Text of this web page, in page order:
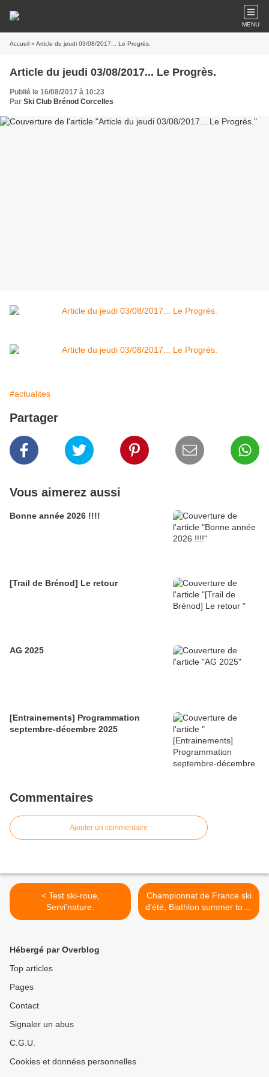
MENU
Accueil » Article du jeudi 03/08/2017... Le Progrès.
Article du jeudi 03/08/2017... Le Progrès.
Publié le 16/08/2017 à 10:23
Par Ski Club Brénod Corcelles
#actualites
Partager
Vous aimerez aussi
Bonne année 2026 !!!!
[Trail de Brénod] Le retour
AG 2025
[Entrainements] Programmation
septembre-décembre 2025
Commentaires
Ajouter un commentaire
< Test ski-roue,
Servi'nature.
Championnat de France ski
d'été, Biathlon summer tour.
>
Hébergé par Overblog
Top articles
Pages
Contact
Signaler un abus
C.G.U.
Cookies et données personnelles